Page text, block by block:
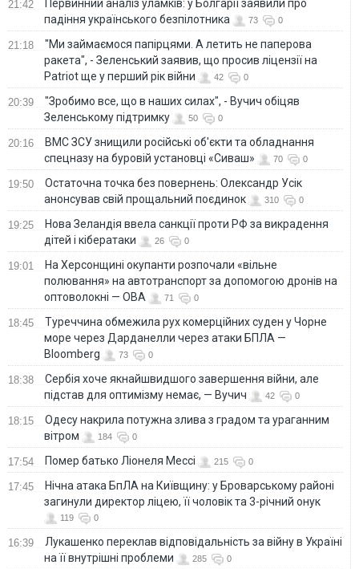
21:42
Первинний аналіз уламків: у Болгарії заявили про
падіння українського безпілотника
73 0
21:18
"Ми займаємося папірцями. А летить не паперова
ракета", - Зеленський заявив, що просив ліцензії на
Patriot ще у перший рік війни
42 0
20:39
"Зробимо все, що в наших силах", - Вучич обіцяв
Зеленському підтримку
50 0
20:16
ВМС ЗСУ знищили російські об'єкти та обладнання
спецназу на буровій установці «Сиваш»
70 0
19:50
Остаточна точка без повернень: Олександр Усік
анонсував свій прощальний поєдинок
310 0
19:25
Нова Зеландія ввела санкції проти РФ за викрадення
дітей і кібератаки
26 0
19:01
На Херсонщині окупанти розпочали «вільне
полювання» на автотранспорт за допомогою дронів на
оптоволокні — ОВА
71 0
18:45
Туреччина обмежила рух комерційних суден у Чорне
море через Дарданелли через атаки БПЛА —
Bloomberg
73 0
18:38
Сербія хоче якнайшвидшого завершення війни, але
підстав для оптимізму немає, — Вучич
42 0
18:15
Одесу накрила потужна злива з градом та ураганним
вітром
184 0
17:54 Помер батько Ліонеля Мессі 215 0
17:45
Нічна атака БпЛА на Київщину: у Броварському районі
загинули директор ліцею, її чоловік та 3-річний онук
119 0
16:39
Лукашенко переклав відповідальність за війну в Україні
на її внутрішні проблеми
285 0